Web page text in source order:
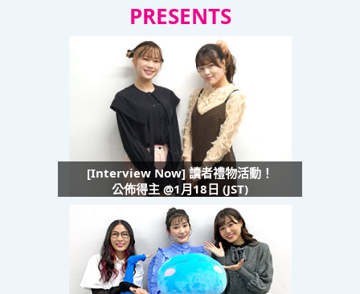
PRESENTS
[Interview Now] 讀者禮物活動！
公佈得主 @1月18日 (JST)